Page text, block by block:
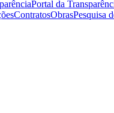
Portal da
ContratosObrasPesquisa